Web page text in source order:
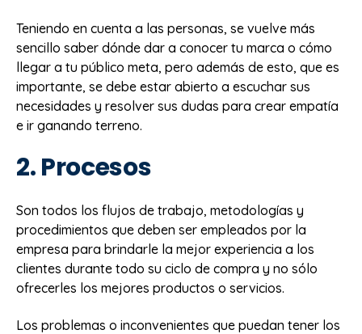
Teniendo en cuenta a las personas, se vuelve más
sencillo saber dónde dar a conocer tu marca o cómo
llegar a tu público meta, pero además de esto, que es
importante, se debe estar abierto a escuchar sus
necesidades y resolver sus dudas para crear empatía
e ir ganando terreno.
2. Procesos
Son todos los flujos de trabajo, metodologías y
procedimientos que deben ser empleados por la
empresa para brindarle la mejor experiencia a los
clientes durante todo su ciclo de compra y no sólo
ofrecerles los mejores productos o servicios.
Los problemas o inconvenientes que puedan tener los